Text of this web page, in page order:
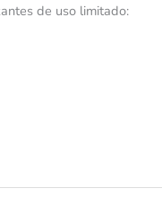
de uso limitado: